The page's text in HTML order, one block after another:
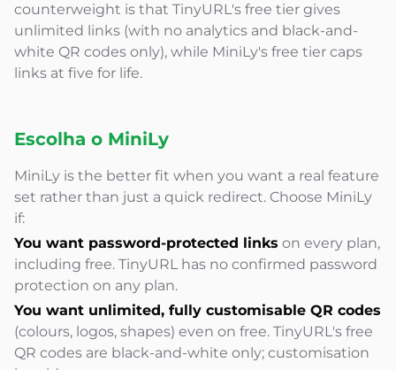
counterweight is that TinyURL's free tier gives
unlimited links (with no analytics and black-and-
white QR codes only), while MiniLy's free tier caps
links at five for life.
Escolha o MiniLy
MiniLy is the better fit when you want a real feature
set rather than just a quick redirect. Choose MiniLy
if:
You want password-protected links on every plan,
including free. TinyURL has no confirmed password
protection on any plan.
You want unlimited, fully customisable QR codes
(colours, logos, shapes) even on free. TinyURL's free
QR codes are black-and-white only; customisation